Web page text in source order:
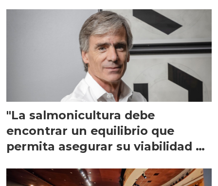
"La salmonicultura debe
encontrar un equilibrio que
permita asegurar su viabilidad de